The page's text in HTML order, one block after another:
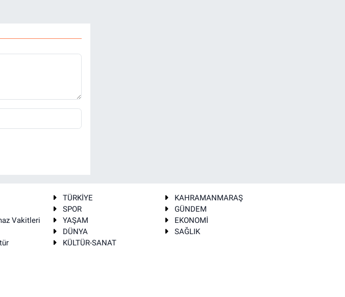
Vakitleri
TÜRKİYE
KAHRAMANMARAŞ
SPOR
GÜNDEM
YAŞAM
EKONOMİ
DÜNYA
SAĞLIK
KÜLTÜR-SANAT